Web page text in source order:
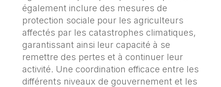
également inclure des mesures de
protection sociale pour les agriculteurs
affectés par les catastrophes climatiques,
garantissant ainsi leur capacité à se
remettre des pertes et à continuer leur
activité. Une coordination efficace entre les
différents niveaux de gouvernement et les